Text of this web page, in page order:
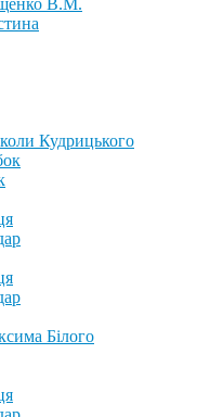
В.М.
Кудрицького
Білого